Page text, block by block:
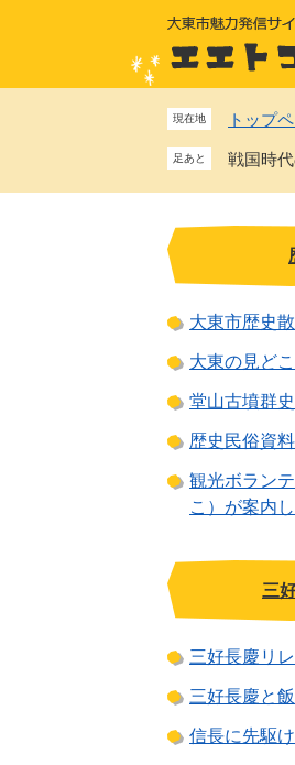
の
す
ー
し
現在地 トップ
戦国時
大東市歴史
大東の見ど
堂山古墳群
歴史民俗資
観光ボラン
こ）が案内
三
三好長慶リ
三好長慶と
信長に先駆